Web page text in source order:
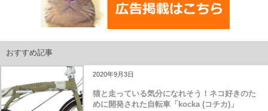
おすすめ記事
2020年9月3日
猫と走っている気分になれそう！ネコ好きのた
めに開発された自転車「kocka (コチカ)」